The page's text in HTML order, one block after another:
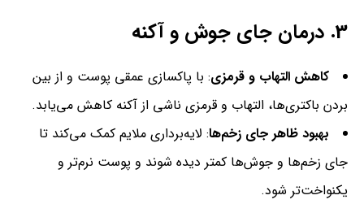
3. درمان جای جوش و آکنه
کاهش التهاب و قرمزی: با پاکسازی عمقی پوست و از بین
بردن باکتری‌ها، التهاب و قرمزی ناشی از آکنه کاهش می‌یابد.
بهبود ظاهر جای زخم‌ها: لایه‌برداری ملایم کمک می‌کند تا
جای زخم‌ها و جوش‌ها کمتر دیده شوند و پوست نرم‌تر و
یکنواخت‌تر شود.